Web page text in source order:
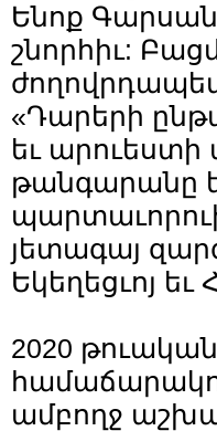
Ենոք
շնորհիւ:
«Դարերի
եւ արուեստի
թանգարանը
յետագայ
Եկեղեցւոյ
2020
ամբողջ